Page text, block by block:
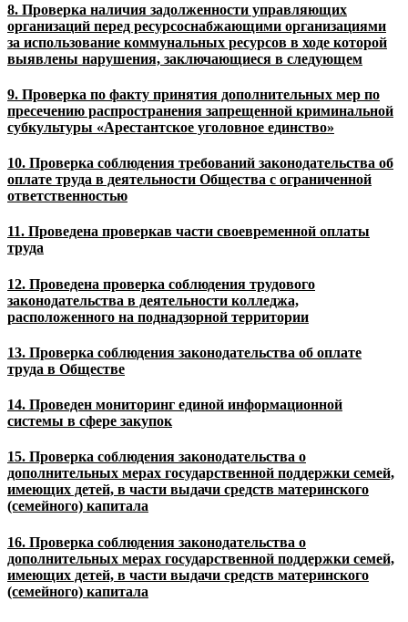
8. Проверка наличия задолженности управляющих
организаций перед ресурсоснабжающими организациями
за использование коммунальных ресурсов в ходе которой
выявлены нарушения, заключающиеся в следующем
9. Проверка по факту принятия дополнительных мер по
пресечению распространения запрещенной криминальной
субкультуры «Арестантское уголовное единство»
10. Проверка соблюдения требований законодательства об
оплате труда в деятельности Общества с ограниченной
ответственностью
11. Проведена проверкав части своевременной оплаты
труда
12. Проведена проверка соблюдения трудового
законодательства в деятельности колледжа,
расположенного на поднадзорной территории
13. Проверка соблюдения законодательства об оплате
труда в Обществе
14. Проведен мониторинг единой информационной
системы в сфере закупок
15. Проверка соблюдения законодательства о
дополнительных мерах государственной поддержки семей,
имеющих детей, в части выдачи средств материнского
(семейного) капитала
16. Проверка соблюдения законодательства о
дополнительных мерах государственной поддержки семей,
имеющих детей, в части выдачи средств материнского
(семейного) капитала